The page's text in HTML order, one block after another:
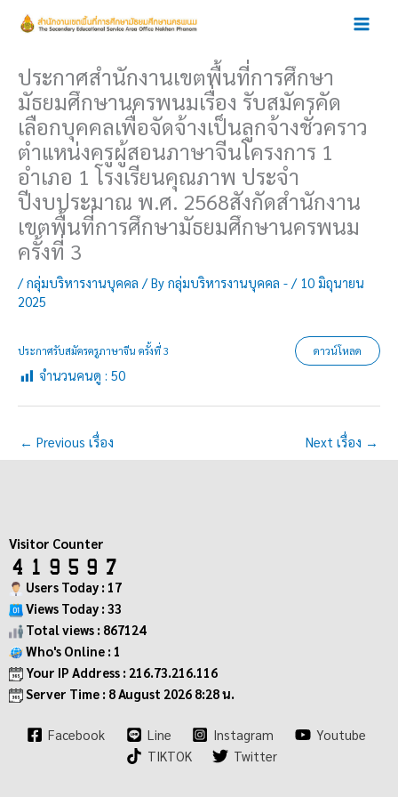
ประกาศสำนักงานเขตพื้นที่การศึกษา
มัธยมศึกษานครพนมเรื่อง รับสมัครคัด
เลือกบุคคลเพื่อจัดจ้างเป็นลูกจ้างชั่วคราว
ตำแหน่งครูผู้สอนภาษาจีนโครงการ 1
อำเภอ 1 โรงเรียนคุณภาพ ประจำ
ปีงบประมาณ พ.ศ. 2568สังกัดสำนักงาน
เขตพื้นที่การศึกษามัธยมศึกษานครพนม
ครั้งที่ 3
/กลุ่มบริหารงานบุคคล / By กลุ่มบริหารงานบุคคล - / 10 มิถุนายน
2025
ประกาศรับสมัครครูภาษาจีน ครั้งที่ 3 ดาวน์โหลด
จำนวนคนดู : 50
← Previous เรื่อง Next เรื่อง →
Visitor Counter
Users Today : 17
Views Today : 33
Total views : 867124
Who's Online : 1
Your IP Address : 216.73.216.116
Server Time : 8 August 2026 8:28 น.
Facebook Line Instagram
Youtube
TIKTOK
Twitter